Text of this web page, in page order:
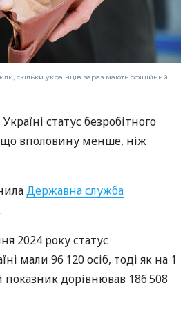
скільки українців зараз мають офіційний
статус безробітного
що вполовину менше, ніж
Державна служба
.
2024 року статус
мали 96 120 осіб, тоді як на 1
показник дорівнював 186 508